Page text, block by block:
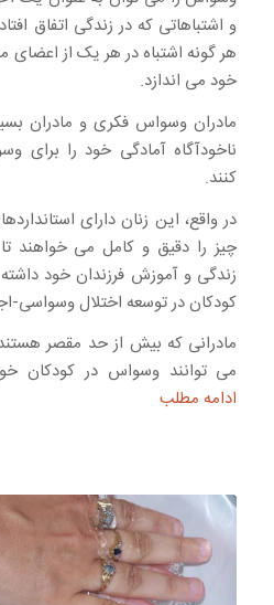
و اشتباهاتی که در زندگی اتفاق
هر گونه اشتباه در هر یک از اعضای
خود می اندازد.
مادران وسواس فکری و مادران
ناخودآگاه آمادگی خود را برای
کنند.
در واقع، این زنان دارای
چیز را دقیق و کامل می خواهند
زندگی و آموزش فرزندان خود
کودکان در توسعه اختلال وسواسی-
مادرانی که بیش از حد مقصر
می توانند وسواس در کودکان
ادامه مطلب